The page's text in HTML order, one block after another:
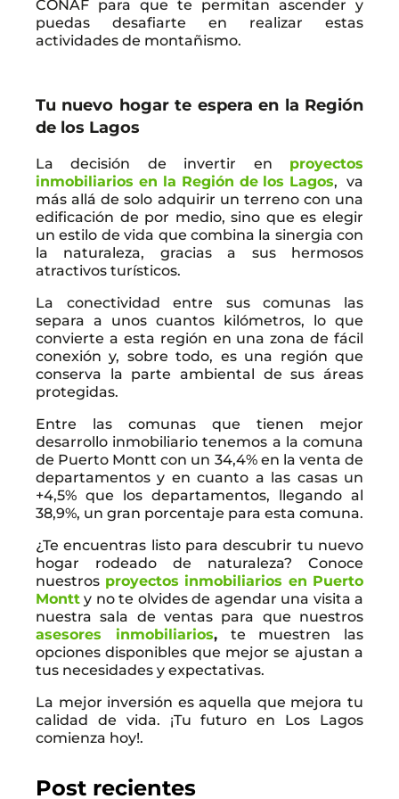
CONAF para que te permitan ascender y
puedas desafiarte en realizar estas
actividades de montañismo.
Tu nuevo hogar te espera en la Región
de los Lagos
La decisión de invertir en proyectos
inmobiliarios en la Región de los Lagos, va
más allá de solo adquirir un terreno con una
edificación de por medio, sino que es elegir
un estilo de vida que combina la sinergia con
la naturaleza, gracias a sus hermosos
atractivos turísticos.
La conectividad entre sus comunas las
separa a unos cuantos kilómetros, lo que
convierte a esta región en una zona de fácil
conexión y, sobre todo, es una región que
conserva la parte ambiental de sus áreas
protegidas.
Entre las comunas que tienen mejor
desarrollo inmobiliario tenemos a la comuna
de Puerto Montt con un 34,4% en la venta de
departamentos y en cuanto a las casas un
+4,5% que los departamentos, llegando al
38,9%, un gran porcentaje para esta comuna.
¿Te encuentras listo para descubrir tu nuevo
hogar rodeado de naturaleza? Conoce
nuestros proyectos inmobiliarios en Puerto
Montt y no te olvides de agendar una visita a
nuestra sala de ventas para que nuestros
asesores inmobiliarios,te muestren las
opciones disponibles que mejor se ajustan a
tus necesidades y expectativas.
La mejor inversión es aquella que mejora tu
calidad de vida. ¡Tu futuro en Los Lagos
comienza hoy!.
Post recientes